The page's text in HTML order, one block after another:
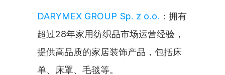
DARYMEX GROUP Sp. z o.o. ：拥有
超过28年家用纺织品市场运营经验，
提供高品质的家居装饰产品，包括床
单、床罩、毛毯等。